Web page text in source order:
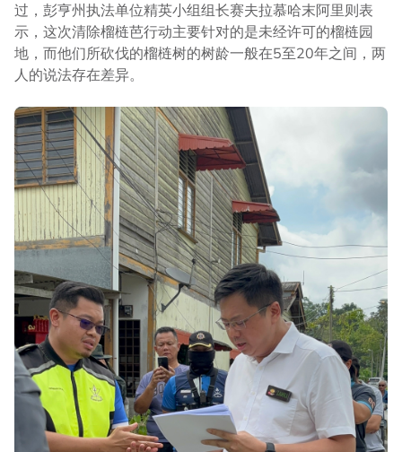
过，彭亨州执法单位精英小组组长赛夫拉慕哈末阿里则表
示，这次清除榴梿芭行动主要针对的是未经许可的榴梿园
地，而他们所砍伐的榴梿树的树龄一般在5至20年之间，两
人的说法存在差异。